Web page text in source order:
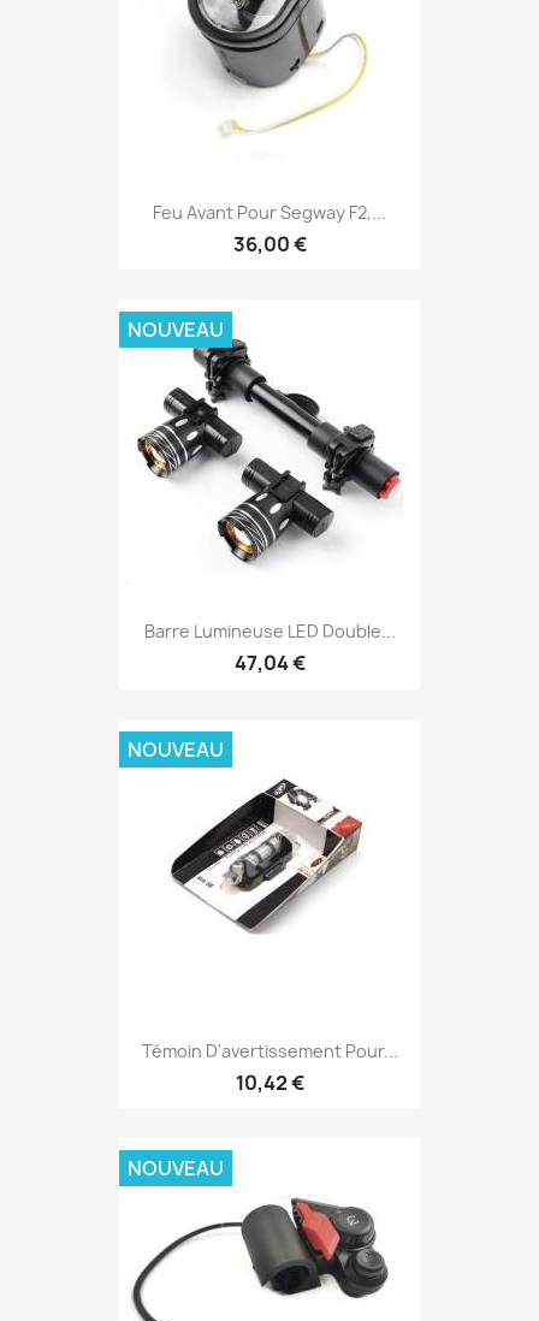
Feu Avant Pour Segway F2,...
36,00 €
Barre Lumineuse LED Double...
47,04 €
NOUVEAU
Témoin D'avertissement Pour...
10,42 €
NOUVEAU
NOUVEAU